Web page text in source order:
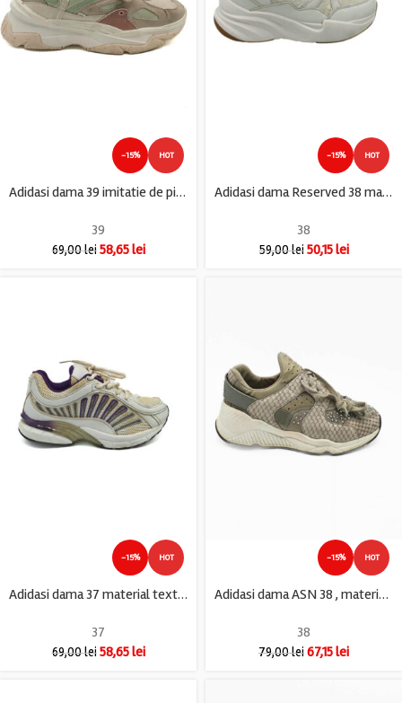
-15% HOT
Adidasi dama 39 imitatie de piele , material textil , crem verde
39
69,00lei 58,65lei
-15% HOT
Adidasi dama Reserved 38 material textil , imitatie de piele , alb
38
59,00lei 50,15lei
-15% HOT
Adidasi dama 37 material textil , imitatie de piele , alb mov
37
69,00lei 58,65lei
-15% HOT
Adidasi dama ASN 38 , material textil , imitatie piele , gri
38
79,00lei67,15lei